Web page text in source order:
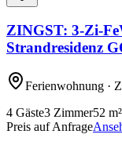
ZINGST: 3-Zi-
Strandresidenz
Ferienwohnung ·
4 Gäste3 Zimmer52 m²
Preis auf Anfrage